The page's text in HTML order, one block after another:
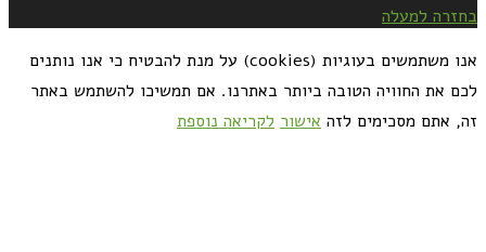
בחזרה למעלה
אנו משתמשים בעוגיות (cookies) על מנת להבטיח כי אנו נותנים
לכם את החוויה הטובה ביותר באתרנו. אם תמשיכו להשתמש באתר
זה, אתם מסכימים לזה אישור לקריאה נוספת